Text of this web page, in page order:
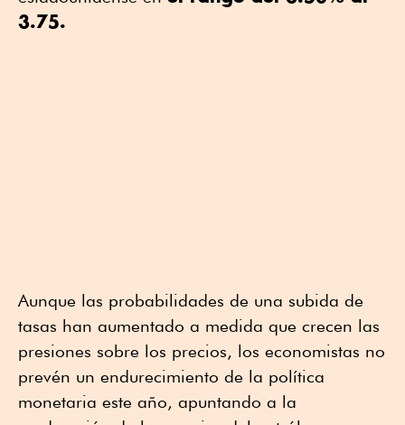
3.75.
Aunque las probabilidades de una subida de
tasas han aumentado a medida que crecen las
presiones sobre los precios, los economistas no
prevén un endurecimiento de la política
monetaria este año, apuntando a la